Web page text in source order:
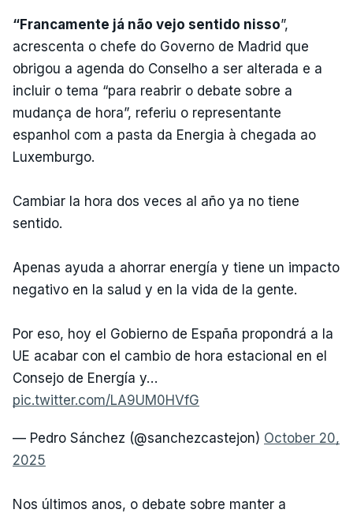
“Francamente já não vejo sentido nisso”,
acrescenta o chefe do Governo de Madrid que
obrigou a agenda do Conselho a ser alterada e a
incluir o tema “para reabrir o debate sobre a
mudança de hora”, referiu o representante
espanhol com a pasta da Energia à chegada ao
Luxemburgo.
Cambiar la hora dos veces al año ya no tiene
sentido.
Apenas ayuda a ahorrar energía y tiene un impacto
negativo en la salud y en la vida de la gente.
Por eso, hoy el Gobierno de España propondrá a la
UE acabar con el cambio de hora estacional en el
Consejo de Energía y…
pic.twitter.com/LA9UM0HVfG
— Pedro Sánchez (@sanchezcastejon) October 20,
2025
Nos últimos anos, o debate sobre manter a